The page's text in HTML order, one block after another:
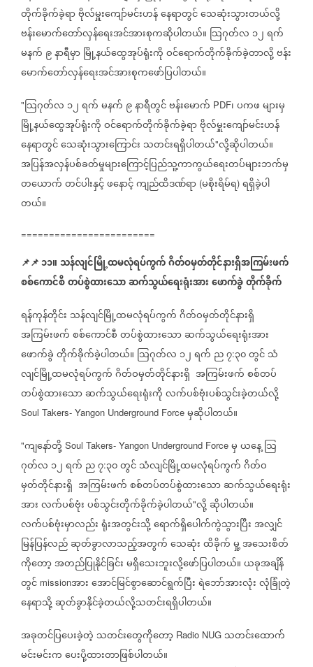
တိုက်ခိုက်ခဲ့ရာဗိုလ်မှူးကျော်မင်းဟန်နေရာတွင်သေဆုံးသွားတယ်လို့
ဗန်းမောက်တော်လှန်ရေးအင်အားစုကဆိုပါတယ်။ သြဂုတ်လ ၁၂ရက်
မနက် ၉နာရီမှာမြို့နယ်ထွေအုပ်ရုံးကိုဝင်ရောက်တိုက်ခိုက်ခဲ့တာလို့ဗန်း
မောက်တော်လှန်ရေးအင်အားစုကဖော်ပြပါတယ်။
"သြဂုတ်လ ၁၂ရက်မနက် ၉နာရီတွင်ဗန်းမောက် PDF၊ပကဖများမှ
မြို့နယ်ထွေအုပ်ရုံးကိုဝင်ရောက်တိုက်ခိုက်ခဲ့ရာဗိုလ်မှူးကျော်မင်းဟန်
နေရာတွင်သေဆုံးသွားကြောင်း သတင်းရရှိပါတယ်"လို့ဆိုပါတယ်။
အပြန်အလှန်ပစ်ခတ်မှုများကြောင့်ပြည်သူ့ကာကွယ်ရေးတပ်များဘက်မှ
တယောက်တင်ပါးနှင့်ဖနောင့်ကျည်ထိဒဏ်ရာ (မစိုးရိမ်ရ) ရရှိခဲ့ပါ
တယ်။
========================
📌📌၁၁။သန်လျင်မြို့ထမလုံရပ်ကွက်ဂိတ်ဝမှတ်တိုင်နားရှိအကြမ်းဖက်
စစ်ကောင်စီတပ်စွဲထားသောဆက်သွယ်ရေးရုံးအားဖောက်ခွဲတိုက်ခိုက်
ရန်ကုန်တိုင်း သန်လျင်မြို့ထမလုံရပ်ကွက်ဂိတ်ဝမှတ်တိုင်နားရှိ
အကြမ်းဖက်စစ်ကောင်စီတပ်စွဲထားသောဆက်သွယ်ရေးရုံးအား
ဖောက်ခွဲတိုက်ခိုက်ခဲ့ပါတယ်။ သြဂုတ်လ ၁၂ရက် ည၇:၃၀တွင်သံ
လျင်မြို့ထမလုံရပ်ကွက်ဂိတ်ဝမှတ်တိုင်နားရှိ အကြမ်းဖက်စစ်တပ်
တပ်စွဲထားသောဆက်သွယ်ရေးရုံးကိုလက်ပစ်ဗုံးပစ်သွင်းခဲ့တယ်လို့
Soul Takers- Yangon Underground Force မှဆိုပါတယ်။
"ကျနော်တို့ Soul Takers- Yangon Underground Force မှယနေ့သြ
ဂုတ်လ ၁၂ရက် ည၇:၃၀တွင်သံလျင်မြို့ထမလုံရပ်ကွက်ဂိတ်ဝ
မှတ်တိုင်နားရှိ အကြမ်းဖက်စစ်တပ်တပ်စွဲထားသောဆက်သွယ်ရေးရုံး
အားလက်ပစ်ဗုံးပစ်သွင်းတိုက်ခိုက်ခဲ့ပါတယ်"လို့ဆိုပါတယ်။
လက်ပစ်ဗုံးမှာလည်းရုံးအတွင်းသို့ရောက်ရှိပေါက်ကွဲသွားပြီးအလျှင်
မြန်ပြန်လည်ဆုတ်ခွာလာသည့်အတွက်သေဆုံးထိခိုက်မှု့အသေးစိတ်
ကိုတော့အတည်ပြုနိုင်ခြင်းမရှိသေးဘူးလို့ဖော်ပြပါတယ်။ယခုအချိန်
တွင် missionအားအောင်မြင်စွာဆောင်ရွက်ပြီးရဲဘော်အားလုံးလုံခြုံတဲ့
နေရာသို့ဆုတ်ခွာနိုင်ခဲ့တယ်လို့သတင်းရရှိပါတယ်။
အခုတင်ပြပေးခဲ့တဲ့ သတင်းတွေကိုတော့ Radio NUG သတင်းထောက်
မင်းမင်းကပေးပို့ထားတာဖြစ်ပါတယ်။